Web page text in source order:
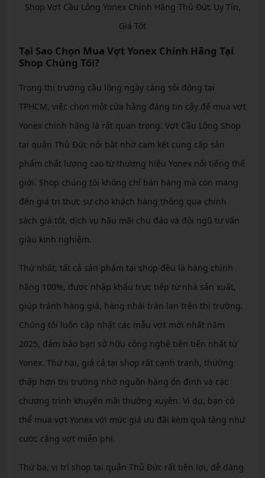
Shop Vợt Cầu Lông Yonex Chính Hãng Thủ Đức Uy Tín,
Giá Tốt
Tại Sao Chọn Mua Vợt Yonex Chính Hãng Tại
Shop Chúng Tôi?
Trong thị trường cầu lông ngày càng sôi động tại
TPHCM, việc chọn một cửa hàng đáng tin cậy để mua vợt
Yonex chính hãng là rất quan trọng. Vợt Cầu Lông Shop
tại quận Thủ Đức nổi bật nhờ cam kết cung cấp sản
phẩm chất lượng cao từ thương hiệu Yonex nổi tiếng thế
giới. Shop chúng tôi không chỉ bán hàng mà còn mang
đến giá trị thực sự cho khách hàng thông qua chính
sách giá tốt, dịch vụ hậu mãi chu đáo và đội ngũ tư vấn
giàu kinh nghiệm.
Thứ nhất, tất cả sản phẩm tại shop đều là hàng chính
hãng 100%, được nhập khẩu trực tiếp từ nhà sản xuất,
giúp tránh hàng giả, hàng nhái tràn lan trên thị trường.
Chúng tôi luôn cập nhật các mẫu vợt mới nhất năm
2025, đảm bảo bạn sở hữu công nghệ tiên tiến nhất từ
Yonex. Thứ hai, giá cả tại shop rất cạnh tranh, thường
thấp hơn thị trường nhờ nguồn hàng ổn định và các
chương trình khuyến mãi thường xuyên. Ví dụ, bạn có
thể mua vợt Yonex với mức giá ưu đãi kèm quà tặng như
cước căng vợt miễn phí.
Thứ ba, vị trí shop tại quận Thủ Đức rất tiện lợi, dễ dàng